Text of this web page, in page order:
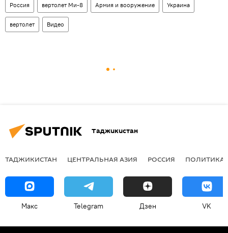
Россия вертолет Ми-8 Армия и вооружение Украина
вертолет Видео
Таджикистан
ТАДЖИКИСТАН ЦЕНТРАЛЬНАЯ АЗИЯ РОССИЯ ПОЛИТИКА
Макс Telegram Дзен VK